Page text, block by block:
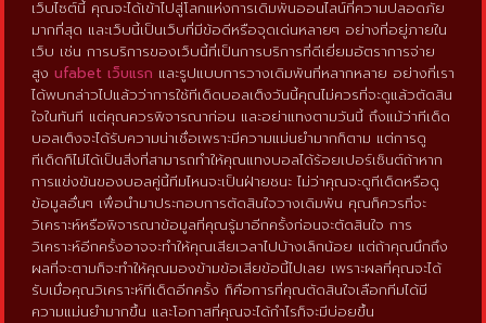
เว็บไซต์นี้ คุณจะได้เข้าไปสู่โลกแห่งการเดิมพันออนไลน์ที่ความปลอดภัย
มากที่สุด และเว็บนี้เป็นเว็บที่มีข้อดีหรือจุดเด่นหลายๆ อย่างที่อยู่ภายใน
เว็บ เช่น การบริการของเว็บนี้ที่เป็นการบริการที่ดีเยี่ยมอัตราการจ่าย
สูง ufabet เว็บแรก และรูปแบบการวางเดิมพันที่หลากหลาย อย่างที่เรา
ได้พบกล่าวไปแล้วว่าการใช้ทีเด็ดบอลเต็งวันนี้คุณไม่ควรที่จะดูแล้วตัดสิน
ใจในทันที แต่คุณควรพิจารณาก่อน และอย่าแทงตามวันนี้ ถึงแม้ว่าทีเด็ด
บอลเต็งจะได้รับความน่าเชื่อเพราะมีความแม่นยำมากก็ตาม แต่การดู
ทีเด็ดก็ไม่ได้เป็นสิ่งที่สามารถทำให้คุณแทงบอลได้ร้อยเปอร์เซ็นต์ถ้าหาก
การแข่งขันของบอลคู่นี้ทีมไหนจะเป็นฝ่ายชนะ ไม่ว่าคุณจะดูทีเด็ดหรือดู
ข้อมูลอื่นๆ เพื่อนำมาประกอบการตัดสินใจวางเดิมพัน คุณก็ควรที่จะ
วิเคราะห์หรือพิจารณาข้อมูลที่คุณรู้มาอีกครั้งก่อนจะตัดสินใจ การ
วิเคราะห์อีกครั้งอาจจะทำให้คุณเสียเวลาไปบ้างเล็กน้อย แต่ถ้าคุณนึกถึง
ผลที่จะตามก็จะทำให้คุณมองข้ามข้อเสียข้อนี้ไปเลย เพราะผลที่คุณจะได้
รับเมื่อคุณวิเคราะห์ทีเด็ดอีกครั้ง ก็คือการที่คุณตัดสินใจเลือกทีมได้มี
ความแม่นยำมากขึ้น และโอกาสที่คุณจะได้กำไรก็จะมีบ่อยขึ้น